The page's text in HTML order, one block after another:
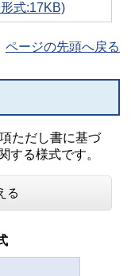
式:17KB)
ページの先頭へ戻る
ただし書に基づ
する様式です。
る